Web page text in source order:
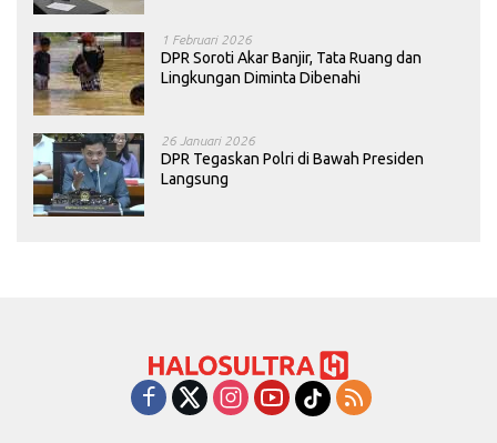
1 Februari 2026
DPR Soroti Akar Banjir, Tata Ruang dan
Lingkungan Diminta Dibenahi
26 Januari 2026
DPR Tegaskan Polri di Bawah Presiden
Langsung